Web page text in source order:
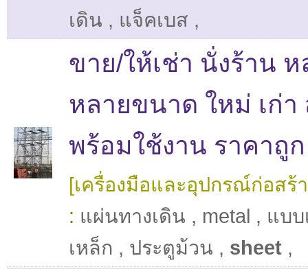
เดิน , แจ็คเบส ,
ขาย/ให้เช่า นั่งร้าน ห
หลายขนาด ใหม่ เก่
พร้อมใช้งาน ราคาถูก
[เครื่องมือและอุปกรณ์ก่อสร้
: แผ่นทางเดิน , metal , แบบ
เหล็ก , ประตูม้วน , sheet ,